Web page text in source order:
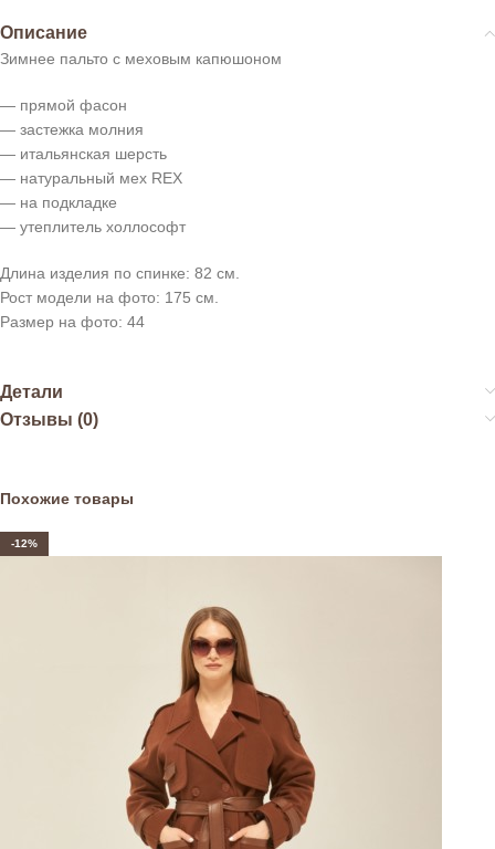
Описание
Зимнее пальто с меховым капюшоном
— прямой фасон
— застежка молния
— итальянская шерсть
— натуральный мех REX
— на подкладке
— утеплитель холлософт
Длина изделия по спинке: 82 см.
Рост модели на фото: 175 см.
Размер на фото: 44
Детали
Отзывы (0)
Похожие товары
-12%